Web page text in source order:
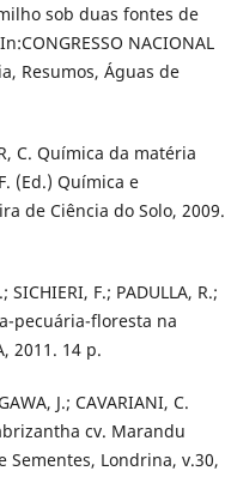
sob duas fontes de
NACIONAL
Resumos, Águas de
C. Química da matéria
(Ed.) Química e
de Ciência do Solo, 2009.
SICHIERI, F.; PADULLA, R.;
pecuária-floresta na
2011. 14 p.
J.; CAVARIANI, C.
cv. Marandu
Sementes, Londrina, v.30,